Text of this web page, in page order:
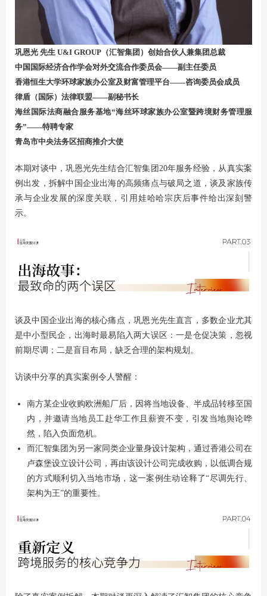
巩恩光 先生 U&I GROUP（汇智集团）创始合伙人兼集团总裁
中国国际经济合作学会对外交流合作委员会——副主任委员
香港恒生大学环球家族办公室及财富管理平台——咨询委员会成员
律盾（国际）法律联盟——副秘书长
海丝国际法商融合服务基地“海丝环球家族办公室暨跨境财务管理服
务”——特聘专家
青岛市中央法务区招商推介大使
本期对谈中，巩恩光先生结合汇智集团20年服务经验，从真实案
例出发，拆解中国企业出海的高频痛点与破局之道，谈及家族传
承与企业发展的深度关联，引用娃哈哈宗庆后事件给出深刻警
示。
谈及中国企业出海的核心痛点，巩恩光先生直言，多数企业尤其
是中小型民企，出海时最易陷入两大误区：一是仓促决策，忽视
前期尽调；二是盲目布局，缺乏合理的架构规划。
访谈中分享的真实案例令人警醒：
南方某企业收购欧洲船厂后，因将当地设备、半成品转移至国
内，并邀请当地员工赴华工作且薪资不变，引发当地舆论哗
然，陷入负面危机。
而汇智集团为另一家同类企业量身设计架构，通过香港公司在
卢森堡设立设计公司，再由该设计公司完成收购，以低调合规
的方式顺利切入当地市场，这一案例生动诠释了“尽调先行、
架构为王”的重要性。